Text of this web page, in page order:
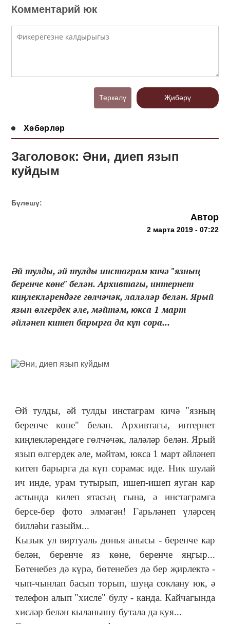
Комментарий юк
Теркәлү Җибәрү
Хәбәрләр
Заголовок: Әни, диеп язып
куйдым
Бүлешү:
Автор
2 марта 2019 - 07:22
Әй тулды, әй тулды инстаграм кичә "язның
беренче көне" белән. Архивтагы, интернет
киңлекләрендәге гөлчәчәк, лаләләр белән. Ярый
язып өлгердек әле, мәйтәм, юкса 1 март
әйләнеп китеп барырга да күп сора...
Әй тулды, әй тулды инстаграм кичә "язның
беренче көне" белән. Архивтагы, интернет
киңлекләрендәге гөлчәчәк, лаләләр белән. Ярый
язып өлгердек әле, мәйтәм, юкса 1 март әйләнеп
китеп барырга да күп сорамас иде. Ник шулай
ич инде, урам тутырып, ишеп-ишеп яуган кар
астында килеп ятасың гына, ә инстаграмга
берсе-бер фото элмәгән! Гарьләнеп үләрсең
билләһи газыйм...
Кызык ул виртуаль дөнья анысы - беренче кар
белән, беренче яз көне, беренче яңгыр...
Бөтенебез дә күрә, бөтенебез дә бер җирлектә -
чып-чынлап басып торып, шуңа соклану юк, ә
телефон алып "хисле" булу - канда. Кайчагында
хисләр белән кыланышу бутала да куя...